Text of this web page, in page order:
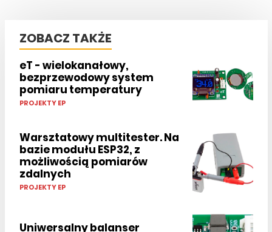
ZOBACZ TAKŻE
eT - wielokanałowy,
bezprzewodowy system
pomiaru temperatury
PROJEKTY EP
Warsztatowy multitester. Na
bazie modułu ESP32, z
możliwością pomiarów
zdalnych
PROJEKTY EP
Uniwersalny balanser